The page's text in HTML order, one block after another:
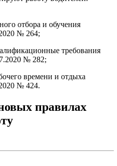
отбора и обучения
№ 264;
требования
№ 282;
времени и отдыха
№ 424.
правилах